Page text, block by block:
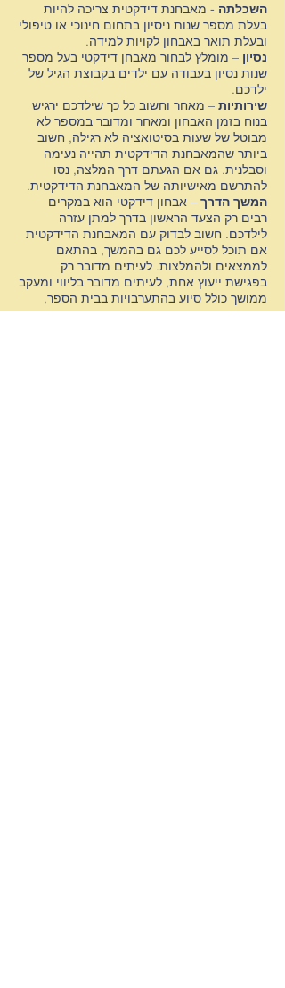
השכלתה - מאבחנת דידקטית צריכה להיות
בעלת מספר שנות ניסיון בתחום חינוכי או טיפולי
ובעלת תואר באבחון לקויות למידה.
נסיון – מומלץ לבחור מאבחן דידקטי בעל מספר
שנות נסיון בעבודה עם ילדים בקבוצת הגיל של
ילדכם.
שירותיות – מאחר וחשוב כל כך שילדכם ירגיש
בנוח בזמן האבחון ומאחר ומדובר במספר לא
מבוטל של שעות בסיטואציה לא רגילה, חשוב
ביותר שהמאבחנת הדידקטית תהייה נעימה
וסבלנית. גם אם הגעתם דרך המלצה, נסו
להתרשם מאישיותה של המאבחנת הדידקטית.
המשך הדרך – אבחון דידקטי הוא במקרים
רבים רק הצעד הראשון בדרך למתן עזרה
לילדכם. חשוב לבדוק עם המאבחנת הדידקטית
אם תוכל לסייע לכם גם בהמשך, בהתאם
לממצאים ולהמלצות. לעיתים מדובר רק
בפגישת ייעוץ אחת, לעיתים מדובר בליווי ומעקב
ממושך כולל סיוע בהתערבויות בבית הספר,
עבודה פרטנית עם הנבדק והדרכת ההורים,